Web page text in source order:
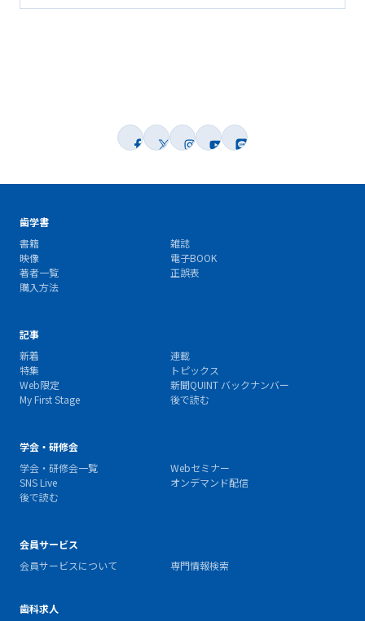
歯学書
書籍
雑誌
映像
電子BOOK
著者一覧
正誤表
購入方法
記事
新着
連載
特集
トピックス
Web限定
新聞QUINT バックナンバー
My First Stage
後で読む
学会・研修会
学会・研修会一覧
Webセミナー
SNS Live
オンデマンド配信
後で読む
会員サービス
会員サービスについて
専門情報検索
歯科求人